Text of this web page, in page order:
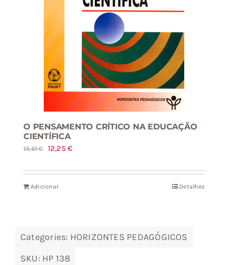
O PENSAMENTO CRÍTICO NA EDUCAÇÃO
CIENTÍFICA
13,61€
O
original
era:
12,25€O
atual
Adicionar Detalhes
Categories: HORIZONTES PEDAGÓGICOS
SKU: HP 138